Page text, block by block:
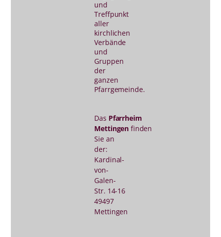
und
Treffpunkt
aller
kirchlichen
Verbände
und
Gruppen
der
ganzen
Pfarrgemeinde.
Das Pfarrheim
Mettingen finden
Sie an
der:
Kardinal-
von-
Galen-
Str. 14-16
49497
Mettingen